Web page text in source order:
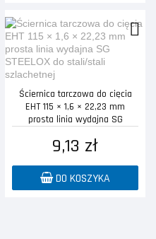
Ściernica tarczowa do cięcia
EHT 115 × 1,6 × 22,23 mm
prosta linia wydajna SG
9,13 zł
DO KOSZYKA